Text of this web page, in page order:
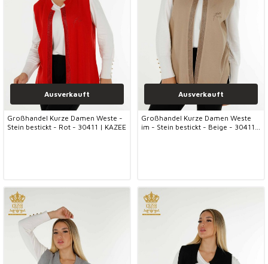
Ausverkauft
Großhandel Kurze Damen Weste -
Stein bestickt - Rot - 30411 | KAZEE
Ausverkauft
Großhandel Kurze Damen Weste
im - Stein bestickt - Beige - 30411 |